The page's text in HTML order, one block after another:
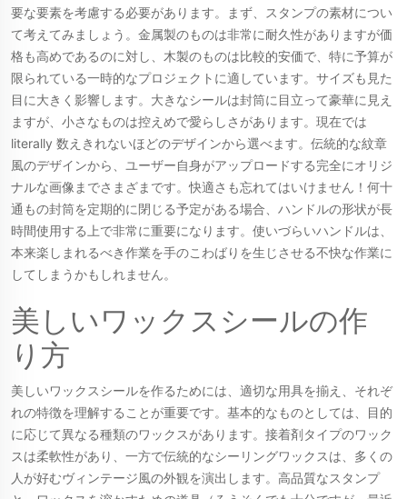
要な要素を考慮する必要があります。まず、スタンプの素材につい
て考えてみましょう。金属製のものは非常に耐久性がありますが価
格も高めであるのに対し、木製のものは比較的安価で、特に予算が
限られている一時的なプロジェクトに適しています。サイズも見た
目に大きく影響します。大きなシールは封筒に目立って豪華に見え
ますが、小さなものは控えめで愛らしさがあります。現在では
literally 数えきれないほどのデザインから選べます。伝統的な紋章
風のデザインから、ユーザー自身がアップロードする完全にオリジ
ナルな画像までさまざまです。快適さも忘れてはいけません！何十
通もの封筒を定期的に閉じる予定がある場合、ハンドルの形状が長
時間使用する上で非常に重要になります。使いづらいハンドルは、
本来楽しまれるべき作業を手のこわばりを生じさせる不快な作業に
してしまうかもしれません。
美しいワックスシールの作
り方
美しいワックスシールを作るためには、適切な用具を揃え、それぞ
れの特徴を理解することが重要です。基本的なものとしては、目的
に応じて異なる種類のワックスがあります。接着剤タイプのワック
スは柔軟性があり、一方で伝統的なシーリングワックスは、多くの
人が好むヴィンテージ風の外観を演出します。高品質なスタンプ